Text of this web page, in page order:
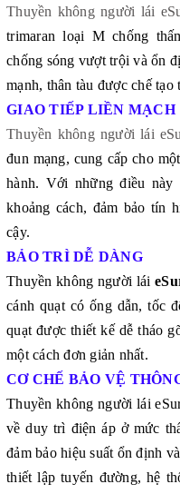
Thuyền không người lái
trimaran loại M chống
chống sóng vượt trội và ổn
mạnh, thân tàu được chế
GIAO TIẾP LIỀN MẠCH
Thuyền không người lái
đun mạng, cung cấp cho
hành. Với những điều này
khoảng cách, đảm bảo tín
cậy.
BẢO TRÌ DỄ DÀNG
Thuyền không người lái
cánh quạt có ống dẫn, tốc
quạt được thiết kế dễ tháo
một cách đơn giản nhất.
CƠ CHẾ BẢO VỆ
Thuyền không người lái
về duy trì điện áp ở mức
đảm bảo hiệu suất ổn định
thiết lập tuyến đường, hệ